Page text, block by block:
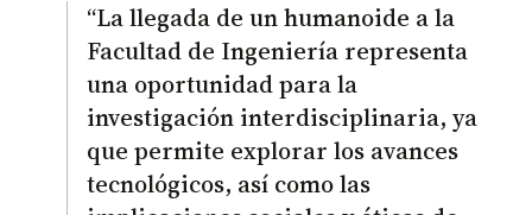
“La llegada de un humanoide a la
Facultad de Ingeniería representa
una oportunidad para la
investigación interdisciplinaria, ya
que permite explorar los avances
tecnológicos, así como las